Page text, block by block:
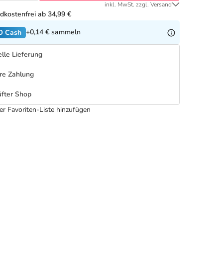
inkl. MwSt. zzgl. Versand
ab 34,99 €
Cash +0,14 € sammeln
Lieferung
Zahlung
Shop
Favoriten-Liste hinzufügen